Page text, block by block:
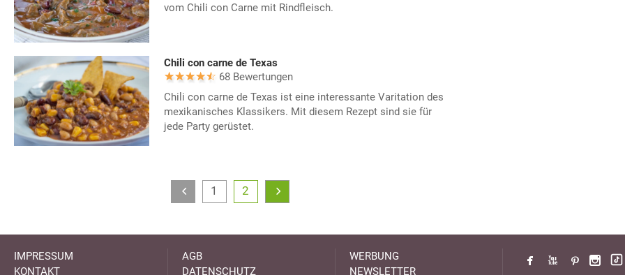
vom Chili con Carne mit Rindfleisch.
Chili con carne de Texas
68 Bewertungen
Chili con carne de Texas ist eine interessante Varitation des
mexikanisches Klassikers. Mit diesem Rezept sind sie für
jede Party gerüstet.
1 2
IMPRESSUM
KONTAKT
AGB
DATENSCHUTZ
WERBUNG
NEWSLETTER